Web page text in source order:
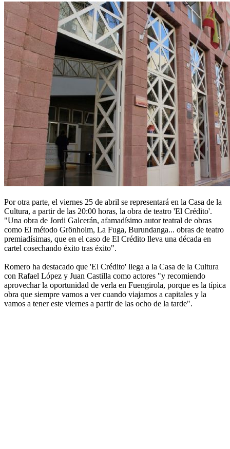
Por otra parte, el viernes 25 de abril se representará en la Casa de la
Cultura, a partir de las 20:00 horas, la obra de teatro 'El Crédito'.
"Una obra de Jordi Galcerán, afamadísimo autor teatral de obras
como El método Grönholm, La Fuga, Burundanga... obras de teatro
premiadísimas, que en el caso de El Crédito lleva una década en
cartel cosechando éxito tras éxito".
Romero ha destacado que 'El Crédito' llega a la Casa de la Cultura
con Rafael López y Juan Castilla como actores "y recomiendo
aprovechar la oportunidad de verla en Fuengirola, porque es la típica
obra que siempre vamos a ver cuando viajamos a capitales y la
vamos a tener este viernes a partir de las ocho de la tarde".